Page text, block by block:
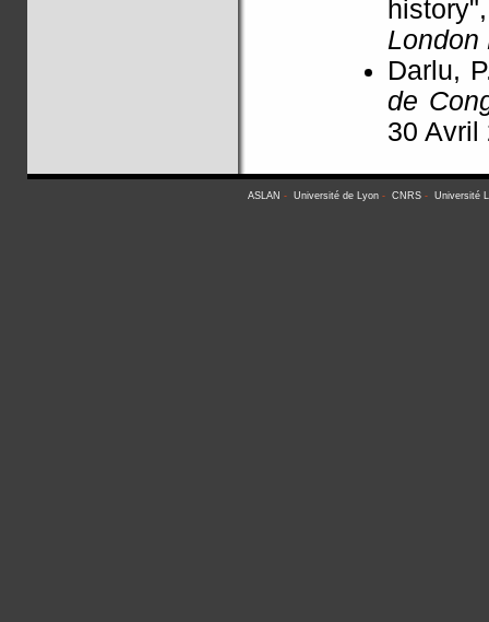
Darlu,
de
30 Avril
ASLAN - Université de Lyon- CNRS- Université